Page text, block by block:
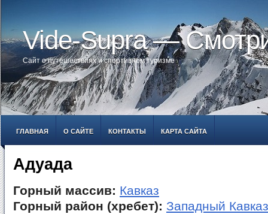
Vide-Supra —
Сайт о путешествиях и спортивном туризме
ГЛАВНАЯ О САЙТЕ КОНТАКТЫ КАРТА САЙТА
Адуада
Горный массив: Кавказ
Горный район (хребет): Западный Кавказ